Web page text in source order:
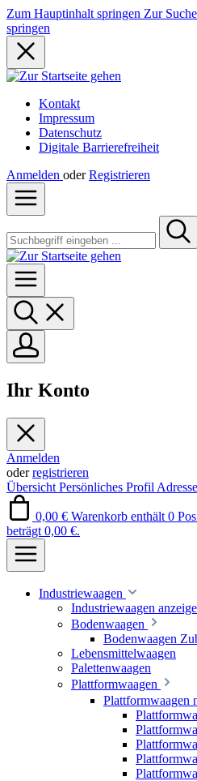
Zum Hauptinhalt springen Zur
springen
Kontakt
Impressum
Datenschutz
Digitale Barrierefreiheit
Anmelden oder Registrieren
Ihr Konto
Anmelden
oderregistrieren
Übersicht Persönliches Profil
0,00 € Warenkorb enthält 0
beträgt 0,00 €.
Industriewaagen
Industriewaagen
Bodenwaagen
Bodenwaagen
Lebensmittelwaagen
Palettenwaagen
Plattformwaagen
Plattformwaagen